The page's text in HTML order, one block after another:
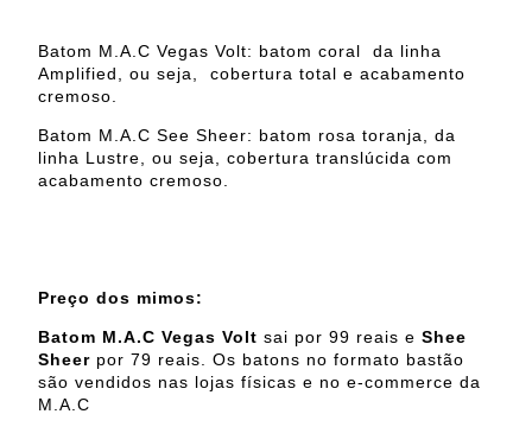
Batom M.A.C Vegas Volt: batom coral da linha
Amplified, ou seja, cobertura total e acabamento
cremoso.
Batom M.A.C See Sheer: batom rosa toranja, da
linha Lustre, ou seja, cobertura translúcida com
acabamento cremoso.
Preço dos mimos:
Batom M.A.C Vegas Volt sai por 99 reais e Shee
Sheer por 79 reais. Os batons no formato bastão
são vendidos nas lojas físicas e no e-commerce da
M.A.C